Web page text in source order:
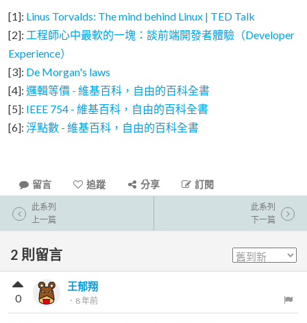
[1]: Linus Torvalds: The mind behind Linux | TED Talk
[2]: 工程師心中最軟的一塊：談前端開發者體驗（Developer
Experience）
[3]: De Morgan's laws
[4]: 邏輯等價 - 維基百科，自由的百科全書
[5]: IEEE 754 - 維基百科，自由的百科全書
[6]: 浮點數 - 維基百科，自由的百科全書
留言 追蹤 分享 訂閱
此系列
上一篇
此系列
下一篇
2 則留言
王郁翔
． 8 年前
0